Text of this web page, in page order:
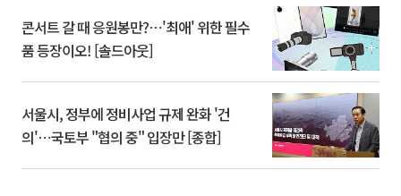
콘서트 갈 때 응원봉만?⋯'최애' 위한 필수
품 등장이오! [솔드아웃]
서울시, 정부에 정비사업 규제 완화 '건
의'⋯국토부 "협의 중" 입장만 [종합]